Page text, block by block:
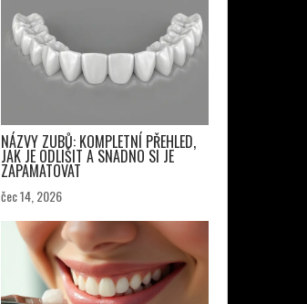
NÁZVY ZUBŮ: KOMPLETNÍ PŘEHLED,
JAK JE ODLIŠIT A SNADNO SI JE
ZAPAMATOVAT
čec 14, 2026